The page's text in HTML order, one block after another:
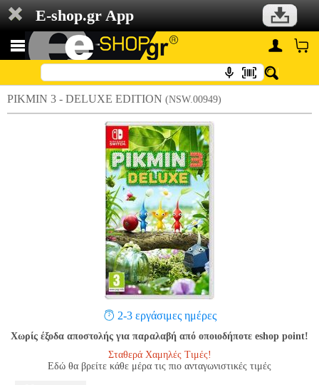
E-shop.gr App
PIKMIN 3 - DELUXE EDITION (NSW.00949)
2-3 εργάσιμες ημέρες
Χωρίς έξοδα αποστολής για παραλαβή από οποιοδήποτε eshop point!
Σταθερά Χαμηλές Τιμές!
Εδώ θα βρείτε κάθε μέρα τις πιο ανταγωνιστικές τιμές